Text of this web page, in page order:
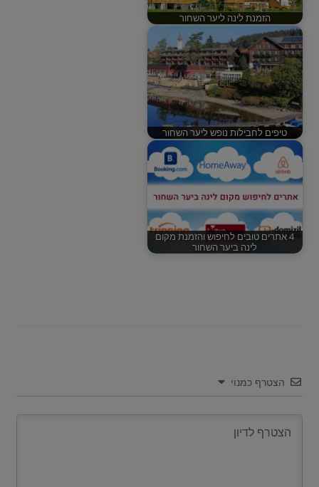
הזמנת לינה ליער השחור
טיפים לחבילות נופש ליער השחור
4 אתרים טובים לחיפוש והזמנת מקום
לינה ביער השחור
הצטרף כמנוי